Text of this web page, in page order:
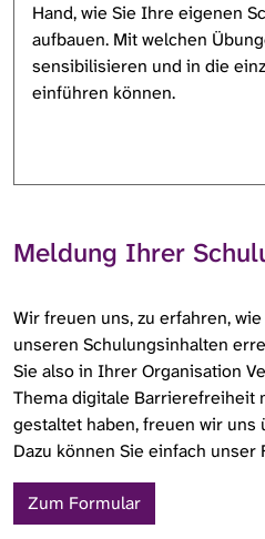
Hand, wie Sie Ihre eigenen
aufbauen. Mit welchen
sensibilisieren und in die
einführen können.
Meldung Ihrer
Wir freuen uns, zu erfahren,
unseren Schulungsinhalten
Sie also in Ihrer Organisation
Thema digitale Barrierefreiheit
gestaltet haben, freuen wir uns
Dazu können Sie einfach unser
Zum Formular